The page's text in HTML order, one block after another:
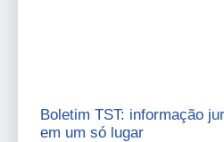
Boletim TST: informação
em um só lugar